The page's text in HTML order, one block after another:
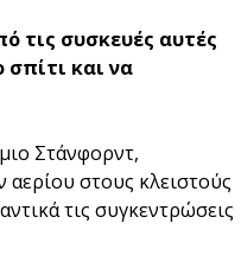
τις συσκευές αυτές
σπίτι και να
Στάνφορντ,
στους κλειστούς
τις συγκεντρώσεις